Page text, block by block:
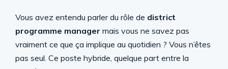
Vous avez entendu parler du rôle de district
programme manager mais vous ne savez pas
vraiment ce que ça implique au quotidien ? Vous n’êtes
pas seul. Ce poste hybride, quelque part entre la